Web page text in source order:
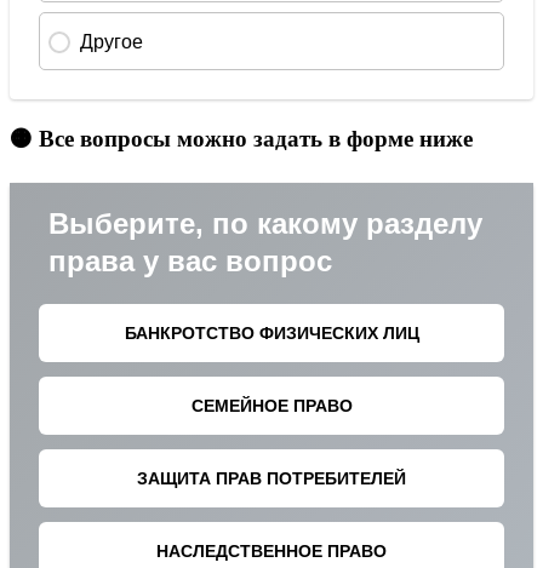
🟠 Все вопросы можно задать в форме ниже